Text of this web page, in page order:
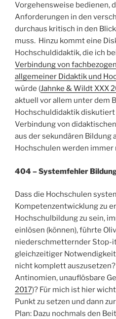
Vorgehensweise bedienen,
Anforderungen in den
durchaus kritisch in den
muss. Hinzu kommt eine
Hochschuldidaktik, die ich
Verbindung von
allgemeiner Didaktik und
würde (Jahnke & Wildt XXX
aktuell vor allem unter dem
Hochschuldidaktik
Verbindung von
aus der sekundären Bildung
Hochschulen werden
404 – Systemfehler
Dass die Hochschulen
Kompetenzentwicklung zu
Hochschulbildung zu sein,
einlösen (können), führte
niederschmetternder Stop-
gleichzeitiger
nicht komplett
Antinomien, unauflösbare
2017)? Für mich ist hier
Punkt zu setzen und dann
Plan: Dazu nochmals den